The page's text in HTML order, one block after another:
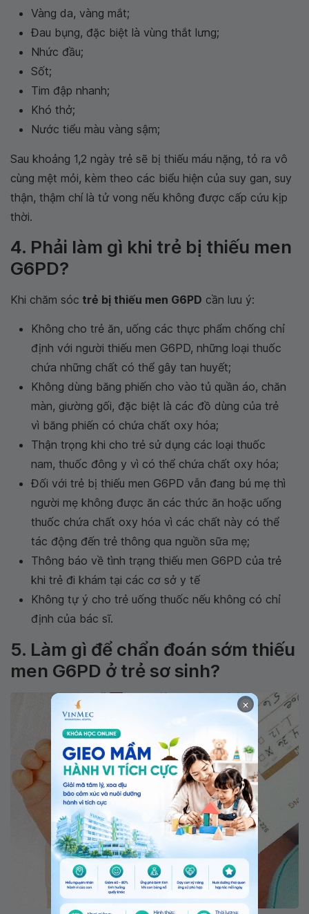
Vàng da, vàng mắt;
Đau bụng, đặc biệt là vùng thắt lưng;
Nhức đầu;
Sốt;
Tim đập nhanh;
Khó thở;
Nước tiểu màu vàng sậm;
Sau khoảng 1,2 ngày trẻ sẽ bị thiếu máu nặng, tỏ ra vô
cùng mệt mỏi, kèm theo các biểu hiện của suy gan, suy
thận, thậm chí là tử vong nếu không được cấp cứu kịp
thời.
4. Phải làm gì khi trẻ bị thiếu men
G6PD?
Khi chăm sóc trẻ bị thiếu men G6PD cần lưu ý:
Không cho trẻ ăn, uống các thực phẩm chống chỉ
định với người thiếu men G6PD, những loại thuốc
chứa những chất có thể gây tan huyết;
Không dùng băng phiến cho vào tủ quần áo, chăn
màn, giường gối, đặc biệt là các đồ dùng của trẻ
vì băng phiến có chứa chất oxy hóa;
Thận trọng khi cho trẻ sử dụng các loại thuốc
nam, thuốc đông y vì có thể chứa chất oxy hóa;
Đối với trẻ bị thiếu men G6PD vẫn đang bú mẹ thì
người mẹ không được ăn các thức ăn hoặc uống
thuốc chứa chất oxy hóa vì các chất này có thể
tác động đến trẻ thông qua nguồn sữa mẹ;
Thông báo về tình trạng thiếu men G6PD của trẻ
khi trẻ đi khám tại các cơ sở y tế
Không tự ý cho trẻ uống thuốc nếu không có chỉ
định của bác sĩ.
5. Làm gì để chẩn đoán sớm thiếu
men G6PD ở trẻ sơ sinh?
×